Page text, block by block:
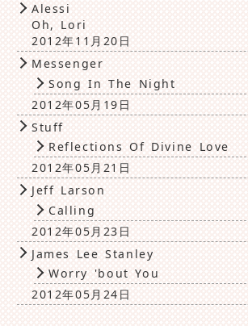
Alessi
Oh, Lori
2012年11月20日
Messenger
Song In The Night
2012年05月19日
Stuff
Reflections Of Divine Love
2012年05月21日
Jeff Larson
Calling
2012年05月23日
James Lee Stanley
Worry 'bout You
2012年05月24日